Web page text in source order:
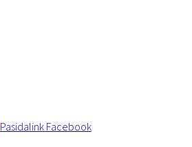
Pasidalink Facebook